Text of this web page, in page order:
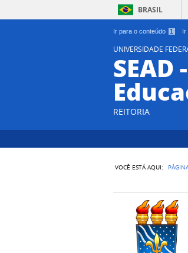
Ir para o conteúdo 1 Ir
BRASIL
UNIVERSIDADE
REITORIA
VOCÊ ESTÁ AQUI: